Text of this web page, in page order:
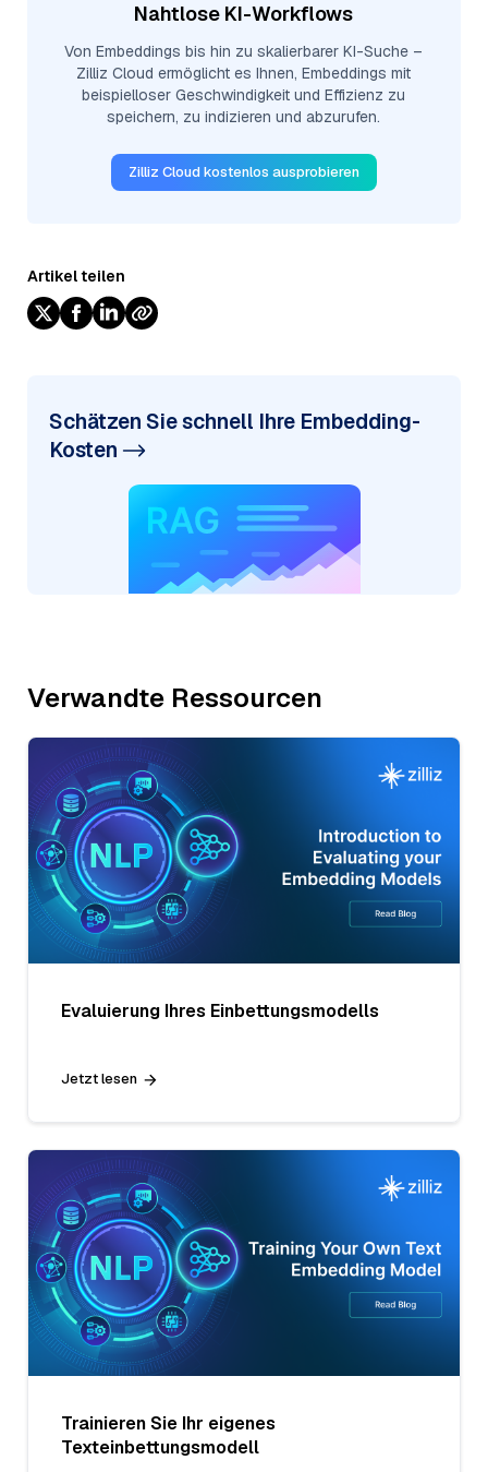
Nahtlose KI-Workflows
Von Embeddings bis hin zu skalierbarer KI-Suche –
Zilliz Cloud ermöglicht es Ihnen, Embeddings mit
beispielloser Geschwindigkeit und Effizienz zu
speichern, zu indizieren und abzurufen.
Zilliz Cloud kostenlos ausprobieren
Artikel teilen
Schätzen Sie schnell Ihre Embedding-
Kosten
Verwandte Ressourcen
Evaluierung Ihres Einbettungsmodells
Jetzt lesen
Trainieren Sie Ihr eigenes
Texteinbettungsmodell